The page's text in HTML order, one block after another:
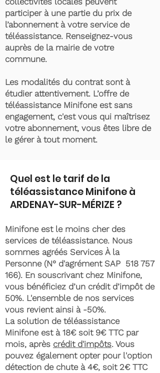
participer à une partie du prix de
l’abonnement à votre service de
téléassistance. Renseignez-vous
auprès de la mairie de votre
commune.
Les modalités du contrat sont à
étudier attentivement. L’offre de
téléassistance Minifone est sans
engagement, c'est vous qui maîtrisez
votre abonnement, vous êtes libre de
le gérer à tout moment.
Quel est le tarif de la
téléassistance Minifone à
ARDENAY-SUR-MÉRIZE ?
Minifone est le moins cher des
services de téléassistance. Nous
sommes agréés Services À la
Personne (N° d'agrément SAP 518 757
166). En souscrivant chez Minifone,
vous bénéficiez d’un crédit d’impôt de
50%. L'ensemble de nos services
vous revient ainsi à -50%.
La solution de téléassistance
Minifone est à 18€ soit 9€ TTC par
mois, après crédit d'impôts. Vous
pouvez également opter pour l'option
détection de chute à 4€, soit 2€ TTC